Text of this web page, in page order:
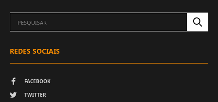
REDES SOCIAIS
FACEBOOK
TWITTER